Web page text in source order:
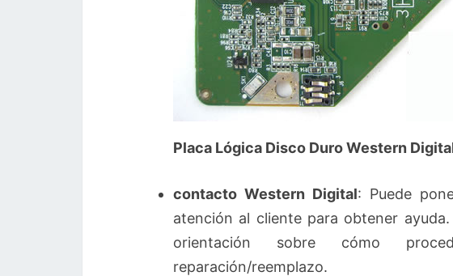
Placa Lógica Disco Duro Western
contacto Western Digital: Puede
atención al cliente para obtener
orientación sobre cómo
reparación/reemplazo.